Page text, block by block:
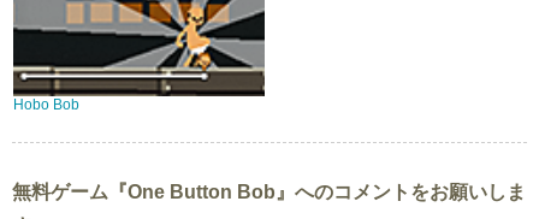
Hobo Bob
無料ゲーム『One Button Bob』へのコメントをお願いしま